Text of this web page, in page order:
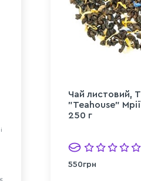
Чай листовий,
"Teahouse"
250 г
550грн